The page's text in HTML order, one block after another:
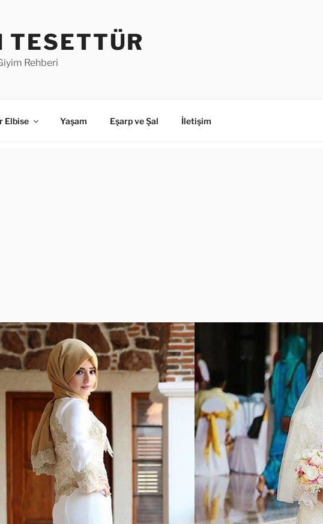
TESETTÜR
Rehberi
Elbise Yaşam Eşarp ve Şal İletişim